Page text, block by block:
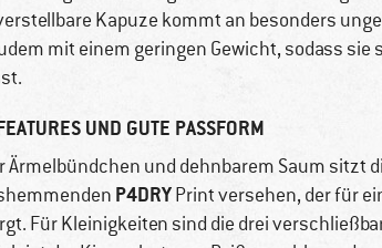
Kapuze kommt an besonders
mit einem geringen Gewicht, sodass sie
UND GUTE PASSFORM
Ärmelbündchen und dehnbarem Saum sitzt
P4DRYPrint versehen, der für
Für Kleinigkeiten sind die drei